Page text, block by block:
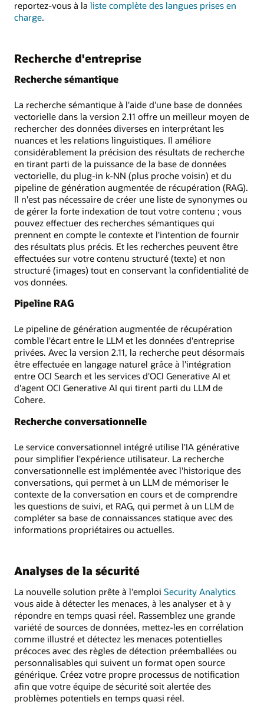
reportez-vous à la liste complète des langues prises en
charge.
Recherche d'entreprise
Recherche sémantique
La recherche sémantique à l'aide d'une base de données
vectorielle dans la version 2.11 offre un meilleur moyen de
rechercher des données diverses en interprétant les
nuances et les relations linguistiques. Il améliore
considérablement la précision des résultats de recherche
en tirant parti de la puissance de la base de données
vectorielle, du plug-in k-NN (plus proche voisin) et du
pipeline de génération augmentée de récupération (RAG).
Il n'est pas nécessaire de créer une liste de synonymes ou
de gérer la forte indexation de tout votre contenu ; vous
pouvez effectuer des recherches sémantiques qui
prennent en compte le contexte et l'intention de fournir
des résultats plus précis. Et les recherches peuvent être
effectuées sur votre contenu structuré (texte) et non
structuré (images) tout en conservant la confidentialité de
vos données.
Pipeline RAG
Le pipeline de génération augmentée de récupération
comble l'écart entre le LLM et les données d'entreprise
privées. Avec la version 2.11, la recherche peut désormais
être effectuée en langage naturel grâce à l'intégration
entre OCI Search et les services d'OCI Generative AI et
d'agent OCI Generative AI qui tirent parti du LLM de
Cohere.
Recherche conversationnelle
Le service conversationnel intégré utilise l'IA générative
pour simplifier l'expérience utilisateur. La recherche
conversationnelle est implémentée avec l'historique des
conversations, qui permet à un LLM de mémoriser le
contexte de la conversation en cours et de comprendre
les questions de suivi, et RAG, qui permet à un LLM de
compléter sa base de connaissances statique avec des
informations propriétaires ou actuelles.
Analyses de la sécurité
La nouvelle solution prête à l'emploi Security Analytics
vous aide à détecter les menaces, à les analyser et à y
répondre en temps quasi réel. Rassemblez une grande
variété de sources de données, mettez-les en corrélation
comme illustré et détectez les menaces potentielles
précoces avec des règles de détection préemballées ou
personnalisables qui suivent un format open source
générique. Créez votre propre processus de notification
afin que votre équipe de sécurité soit alertée des
problèmes potentiels en temps quasi réel.